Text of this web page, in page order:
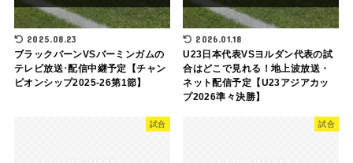
2025.08.23
ブラックバーンVSバーミンガムの
テレビ放送･配信中継予定【チャン
ピオンシップ2025-26第1節】
2026.01.18
U23日本代表VSヨルダン代表の試
合はどこで見れる！地上波放送・
ネット配信予定【U23アジアカッ
プ2026準々決勝】
試合 試合